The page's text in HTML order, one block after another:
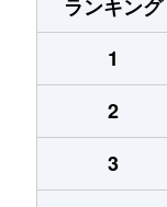
ランキング
1
2
3